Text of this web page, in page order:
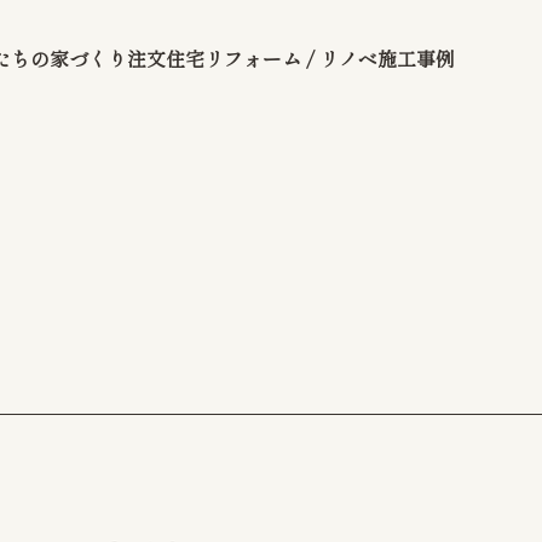
ちの家づくり 注文住宅 リフォーム / リノベ施工事例